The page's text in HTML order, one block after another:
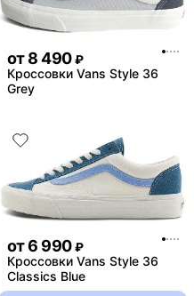
от8 490 ₽
Кроссовки Vans Style 36
Grey
от6 990 ₽
Кроссовки Vans Style 36
Classics Blue